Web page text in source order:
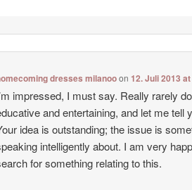
dresses milanooon12. Juli 2013
impressed, I must say. Really rarely
and entertaining, and let me tell
idea is outstanding; the issue is
intelligently about. I am very
for something relating to this.